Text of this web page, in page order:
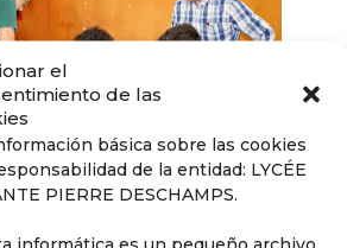
el
de las
básica sobre las cookies
de la entidad: LYCÉE
PIERRE DESCHAMPS.